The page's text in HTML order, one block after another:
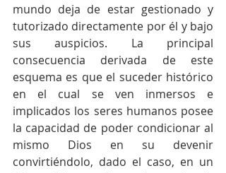
mundo deja de estar gestionado y
tutorizado directamente por él y bajo
sus auspicios. La principal
consecuencia derivada de este
esquema es que el suceder histórico
en el cual se ven inmersos e
implicados los seres humanos posee
la capacidad de poder condicionar al
mismo Dios en su devenir
convirtiéndolo, dado el caso, en un